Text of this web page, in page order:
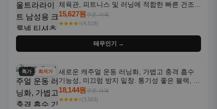
체육관, 피트니스 및 러닝에 적합한 빠른 건조,
통기성 좋은 수분 흡수 반팔 운동복
15,627원쿠폰 가격
★★★★⭐(4,518)
테무인기 →
특가 최저가
새로운 캐주얼 운동 러닝화, 가볍고 충격 흡수
기능성, 미끄럼 방지 밑창. 통기성 좋은 블랙, 화
이트, 퍼플 그라데이션 색상
18,144원쿠폰 가격
★★★★⭐(3,563)